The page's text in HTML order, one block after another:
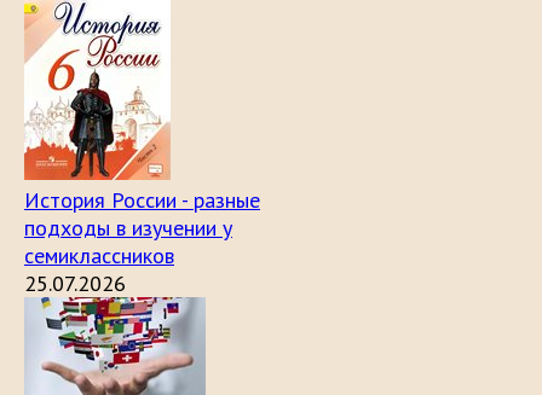
История России - разные
подходы в изучении у
семиклассников
25.07.2026